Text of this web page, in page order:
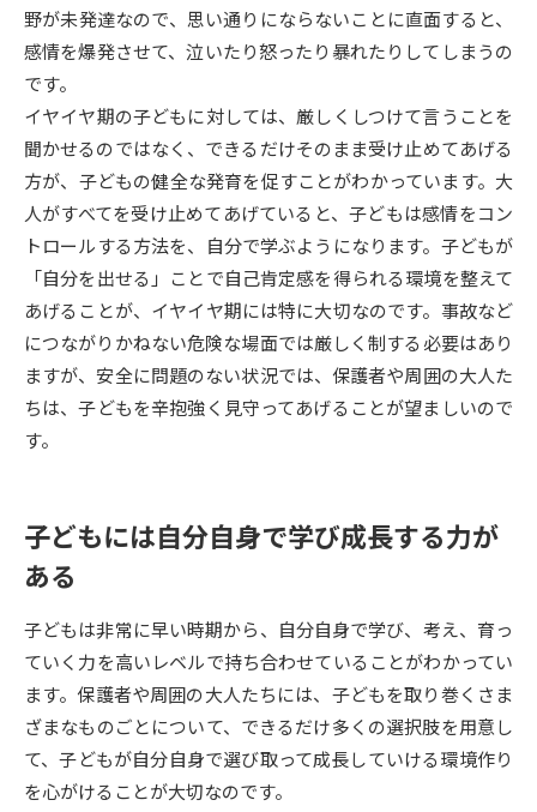
SELFBRAND特集ページ
オープンキャンパスなどを調べる
オープンキャンパス検索 実施プログラムから探す
来場型・Web型イベント特集 夢ナビライブ
受験準備 資料検索
志望校・出願校を調べる
先輩が入学を決めた理由 テレメール全国一斉進学調査
新生活お役立ちガイド
学問発見 学問検索
野が未発達なので、思い通りにならないことに直面すると、
感情を爆発させて、泣いたり怒ったり暴れたりしてしまうの
です。
イヤイヤ期の子どもに対しては、厳しくしつけて言うことを
聞かせるのではなく、できるだけそのまま受け止めてあげる
方が、子どもの健全な発育を促すことがわかっています。大
人がすべてを受け止めてあげていると、子どもは感情をコン
トロールする方法を、自分で学ぶようになります。子どもが
「自分を出せる」ことで自己肯定感を得られる環境を整えて
あげることが、イヤイヤ期には特に大切なのです。事故など
につながりかねない危険な場面では厳しく制する必要はあり
ますが、安全に問題のない状況では、保護者や周囲の大人た
ちは、子どもを辛抱強く見守ってあげることが望ましいので
す。
子どもには自分自身で学び成長する力が
ある
子どもは非常に早い時期から、自分自身で学び、考え、育っ
ていく力を高いレベルで持ち合わせていることがわかってい
ます。保護者や周囲の大人たちには、子どもを取り巻くさま
ざまなものごとについて、できるだけ多くの選択肢を用意し
て、子どもが自分自身で選び取って成長していける環境作り
を心がけることが大切なのです。